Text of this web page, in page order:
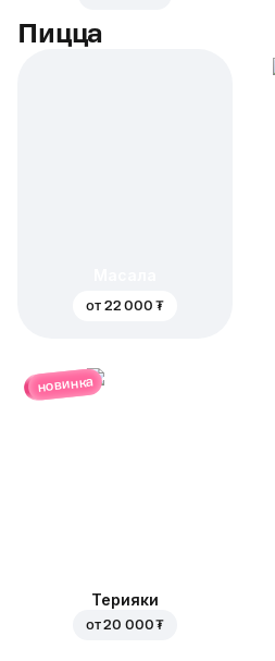
Пицца
от 22 000 ₮
новинка
Терияки
от20 000 ₮